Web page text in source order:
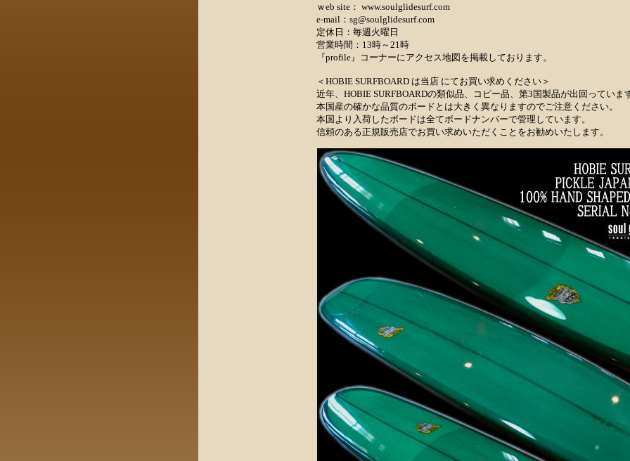
ｗeb site： www.soulglidesurf.com
e-mail：sg@soulglidesurf.com
定休日：毎週火曜日
営業時間：13時～21時
『profile』コーナーにアクセス地図を掲載しております。
＜HOBIE SURFBOARD は当店 にてお買い求めください＞
近年、HOBIE SURFBOARDの類似品、コピー品、第3国製品が出回っていま
本国産の確かな品質のボードとは大きく異なりますのでご注意ください。
本国より入荷したボードは全てボードナンバーで管理しています。
信頼のある正規販売店でお買い求めいただくことをお勧めいたします。